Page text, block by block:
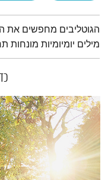
תמצית הפודקאסט
הגוטליבים מחפשים את
מילים יומיומיות